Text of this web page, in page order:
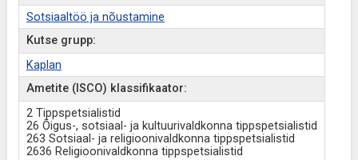
Sotsiaaltöö ja nõustamine
Kutse grupp:
Kaplan
Ametite (ISCO) klassifikaator:
2 Tippspetsialistid
26 Õigus-, sotsiaal- ja kultuurivaldkonna tippspetsialistid
263 Sotsiaal- ja religioonivaldkonna tippspetsialistid
2636 Religioonivaldkonna tippspetsialistid